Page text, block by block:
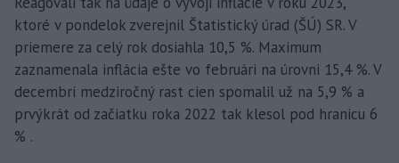
ktoré v pondelok zverejnil Štatistický úrad (ŠÚ) SR. V
priemere za celý rok dosiahla 10,5 %. Maximum
zaznamenala inflácia ešte vo februári na úrovni 15,4 %. V
decembri medziročný rast cien spomalil už na 5,9 % a
prvýkrát od začiatku roka 2022 tak klesol pod hranicu 6
% .